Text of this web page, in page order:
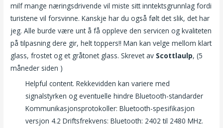
milf mange næringsdrivende vil miste sitt inntektsgrunnlag fordi
turistene vil forsvinne. Kanskje har du også følt det slik, det har
jeg. Alle burde være unt å få oppleve den servicen og kvaliteten
på tilpasning dere gir, helt toppers!! Man kan velge mellom klart
glass, frostet og et gråtonet glass. Skrevet av Scottlaulp, (5
måneder siden )
Helpful content. Rekkevidden kan variere med
signalstyrken og eventuelle hindre Bluetooth-standarder
Kommunikasjonsprotokoller: Bluetooth-spesifikasjon
versjon 4.2 Driftsfrekvens: Bluetooth: 2402 til 2480 MHz.